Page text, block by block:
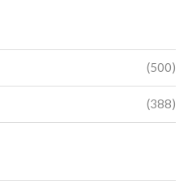
(500)
(388)